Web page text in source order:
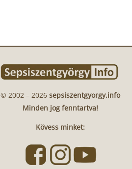
© 2002 – 2026 sepsiszentgyorgy.info
Minden jog fenntartva!
Kövess minket: